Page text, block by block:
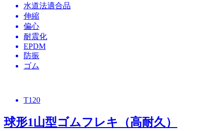
水道法適合品
伸縮
偏心
耐震化
EPDM
防振
ゴム
T120
球形1山型ゴムフレキ（高耐久）